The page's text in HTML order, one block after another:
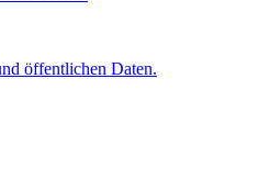
öffentlichen Daten.